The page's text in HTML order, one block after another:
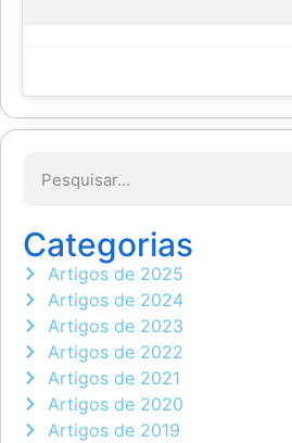
Categorias
Artigos de 2025
Artigos de 2024
Artigos de 2023
Artigos de 2022
Artigos de 2021
Artigos de 2020
Artigos de 2019